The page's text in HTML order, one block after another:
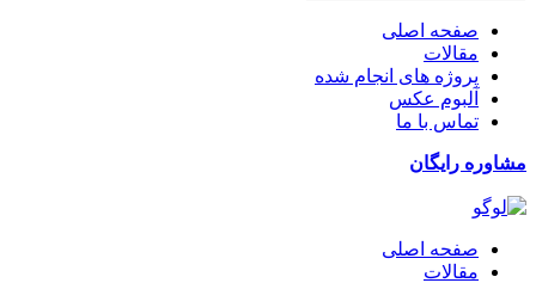
صفحه اصلی
مقالات
پروژه های انجام شده
آلبوم عکس
تماس با ما
مشاوره رایگان
صفحه اصلی
مقالات